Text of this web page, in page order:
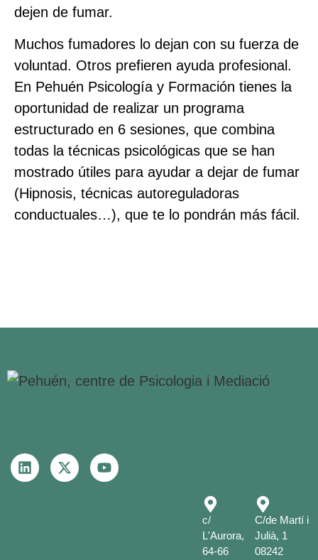
dejen de fumar.
Muchos fumadores lo dejan con su fuerza de
voluntad. Otros prefieren ayuda profesional.
En Pehuén Psicología y Formación tienes la
oportunidad de realizar un programa
estructurado en 6 sesiones, que combina
todas la técnicas psicológicas que se han
mostrado útiles para ayudar a dejar de fumar
(Hipnosis, técnicas autoreguladoras
conductuales…), que te lo pondrán más fácil.
c/
L'Aurora,
64-66
C/de Martí i
Julià, 1
08242